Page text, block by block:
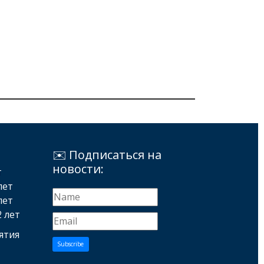
лет
✉️ Подписаться на
новости:
Subscribe